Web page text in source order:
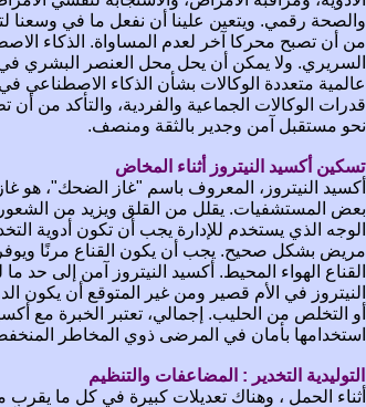
والصحة رقمي. ويتعين علينا أن نفعل ما في وسعنا
من أن تصبح محركا آخر لعدم المساواة. الذكاء
السريري. ولا يمكن أن يحل محل العنصر البشري
عالمية متعددة الوكالات بشأن الذكاء الاصطناعي
قدرات الوكالات الجماعية والفردية، والتأكد من
نحو مستقبل آمن وجدير بالثقة ومنصف.
تسكين أكسيد النيتروز أثناء المخاض
أكسيد النيتروز، المعروف باسم "غاز الضحك"، هو
بعض المستشفيات. يقلل من القلق ويزيد من
الوجه الذي يستخدم للإدارة يجب أن تكون أدوية
مريض بشكل صحيح. يجب أن يكون القناع مرنًا
القناع الهواء المحيط. أكسيد النيتروز آمن إلى
النيتروز في الأم قصير ومن غير المتوقع أن يكون
أو التخلص من الحليب. إجمالي، تعتبر الخبرة مع
استخدامها بأمان في المرضى ذوي المخاطر
التوليدية التخدير : المضاعفات والتنظيم
أثناء الحمل ، وهناك تعديلات كبيرة في كل ما يقرب